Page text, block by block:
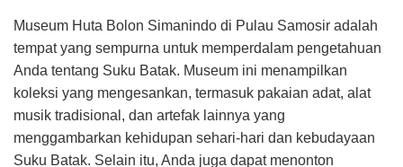
Museum Huta Bolon Simanindo di Pulau Samosir adalah
tempat yang sempurna untuk memperdalam pengetahuan
Anda tentang Suku Batak. Museum ini menampilkan
koleksi yang mengesankan, termasuk pakaian adat, alat
musik tradisional, dan artefak lainnya yang
menggambarkan kehidupan sehari-hari dan kebudayaan
Suku Batak. Selain itu, Anda juga dapat menonton